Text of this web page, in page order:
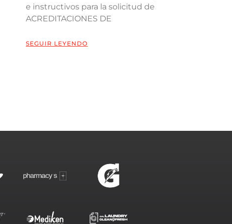
e instructivos para la solicitud de
ACREDITACIONES DE
SEGUIR LEYENDO